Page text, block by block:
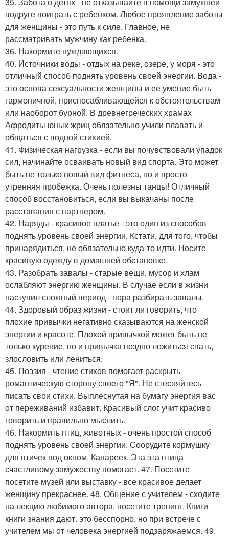
подруге поиграть с ребенком. Любое проявление заботы
для женщины - это путь к силе. Главное, не
рассматривать мужчину как ребенка.
36. Накормите нуждающихся.
40. Источники воды - отдых на реке, озере, у моря - это
отличный способ поднять уровень своей энергии. Вода -
это основа сексуальности женщины и ее умение быть
гармоничной, приспосабливающейся к обстоятельствам
или наоборот бурной. В древнегреческих храмах
Афродиты юных жриц обязательно учили плавать и
общаться с водной стихией.
41. Физическая нагрузка - если вы почувствовали упадок
сил, начинайте осваивать новый вид спорта. Это может
быть не только новый вид фитнеса, но и просто
утренняя пробежка. Очень полезны танцы! Отличный
способ восстановиться, если вы выкачаны после
расставания с партнером.
42. Наряды - красивое платье - это один из способов
поднять уровень своей энергии. Кстати, для того, чтобы
принарядиться, не обязательно куда-то идти. Носите
красивую одежду в домашней обстановке.
43. Разобрать завалы - старые вещи, мусор и хлам
ослабляют энергию женщины. В случае если в жизни
наступил сложный период - пора разбирать завалы.
44. Здоровый образ жизни - стоит ли говорить, что
плохие привычки негативно сказываются на женской
энергии и красоте. Плохой привычкой может быть не
только курение, но и привычка поздно ложиться спать,
злословить или лениться.
45. Поэзия - чтение стихов помогает раскрыть
романтическую сторону своего "Я". Не стесняйтесь
писать свои стихи. Выплеснутая на бумагу энергия вас
от переживаний избавит. Красивый слог учит красиво
говорить и правильно мыслить.
46. Накормить птиц, животных - очень простой способ
поднять уровень своей энергии. Соорудите кормушку
для птичек под окном. Канареек. Эта эта птица
счастливому замужеству помогает. 47. Посетите
посетите музей или выставку - все красивое делает
женщину прекраснее. 48. Общение с учителем - сходите
на лекцию любимого автора, посетите тренинг. Книги
книги знания дают. это бесспорно. но при встрече с
учителем мы от человека энергией подзаряжаемся. 49.